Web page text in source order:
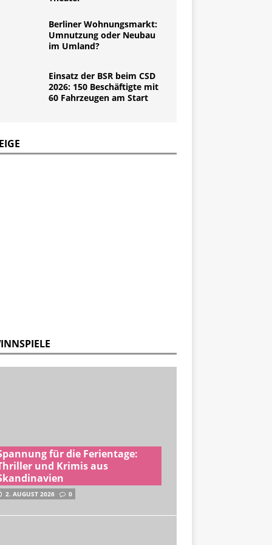
Berliner Wohnungsmarkt:
Umnutzung oder Neubau
im Umland?
Einsatz der BSR beim CSD
2026: 150 Beschäftigte mit
60 Fahrzeugen am Start
für die Ferientage:
und Krimis aus
2. AUGUST 2026 0